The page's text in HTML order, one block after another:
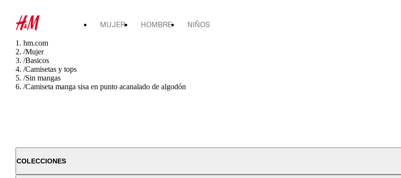
MUJER HOMBRE NIÑOS
hm.com
/Mujer
/Basicos
/Camisetas y tops
/Sin mangas
/Camiseta manga sisa en punto acanalado de algodón
COLECCIONES